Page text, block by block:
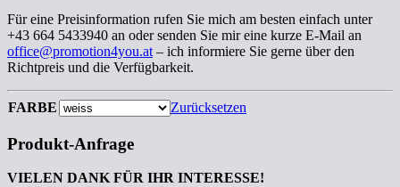
Für eine Preisinformation rufen Sie mich am besten einfach unter
+43 664 5433940 an oder senden Sie mir eine kurze E-Mail an
office@promotion4you.at – ich informiere Sie gerne über den
Richtpreis und die Verfügbarkeit.
FARBE Zurücksetzen
Produkt-Anfrage
VIELEN DANK FÜR IHR INTERESSE!